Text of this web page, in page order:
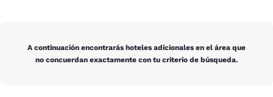
A continuación encontrarás hoteles adicionales en el área que
no concuerdan exactamente con tu criterio de búsqueda.